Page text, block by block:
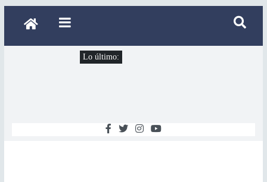
Lo último: